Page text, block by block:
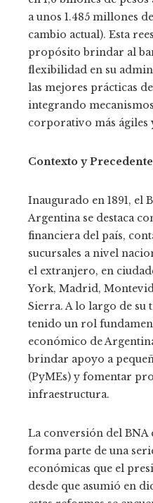
a unos 1.485 millones
cambio actual). Esta
propósito brindar al
flexibilidad en su
las mejores prácticas
integrando
corporativo más ágiles
Contexto y
Inaugurado en 1891, el
Argentina se destaca
financiera del país,
sucursales a nivel
el extranjero, en
York, Madrid,
Sierra. A lo largo de su
tenido un rol
económico de
brindar apoyo a
(PyMEs) y fomentar
infraestructura.
La conversión del BNA
forma parte de una
económicas que el
desde que asumió en